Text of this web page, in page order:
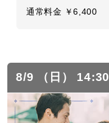
通常料金 ￥6,400
8/9 （日）